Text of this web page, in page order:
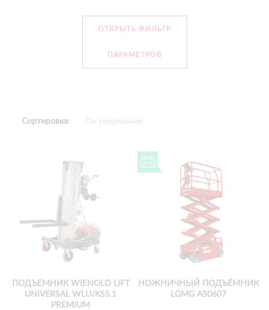
ОТКРЫТЬ ФИЛЬТР
ПАРАМЕТРОВ
Сортировка:
ПОДЪЕМНИК WIENOLD LIFT
UNIVERSAL WLU/KS5.1
PREMIUM
НОЖНИЧНЫЙ ПОДЪЁМНИК
LGMG AS0607